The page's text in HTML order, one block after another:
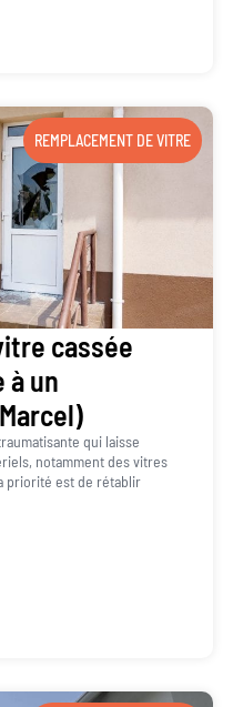
REMPLACEMENT DE VITRE
cassée
à un
qui laisse
notamment des vitres
priorité est de rétablir